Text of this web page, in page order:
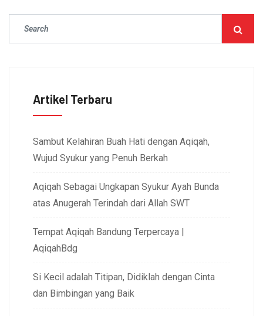
Artikel Terbaru
Sambut Kelahiran Buah Hati dengan Aqiqah,
Wujud Syukur yang Penuh Berkah
Aqiqah Sebagai Ungkapan Syukur Ayah Bunda
atas Anugerah Terindah dari Allah SWT
Tempat Aqiqah Bandung Terpercaya |
AqiqahBdg
Si Kecil adalah Titipan, Didiklah dengan Cinta
dan Bimbingan yang Baik